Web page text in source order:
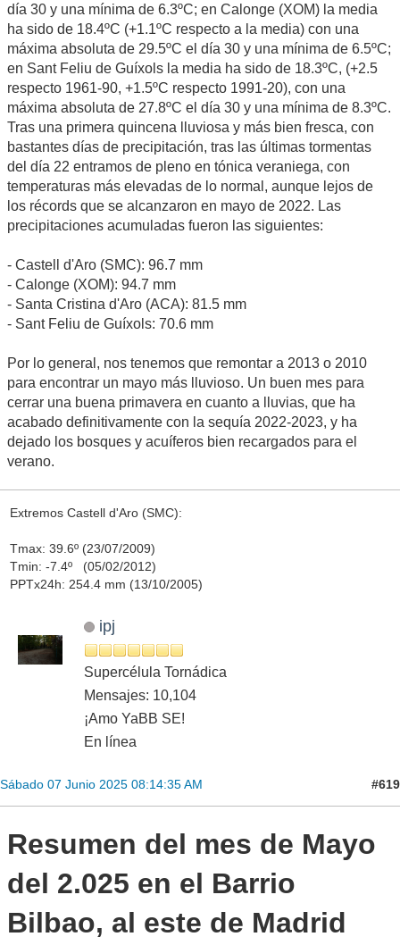
día 30 y una mínima de 6.3ºC; en Calonge (XOM) la media
ha sido de 18.4ºC (+1.1ºC respecto a la media) con una
máxima absoluta de 29.5ºC el día 30 y una mínima de 6.5ºC;
en Sant Feliu de Guíxols la media ha sido de 18.3ºC, (+2.5
respecto 1961-90, +1.5ºC respecto 1991-20), con una
máxima absoluta de 27.8ºC el día 30 y una mínima de 8.3ºC.
Tras una primera quincena lluviosa y más bien fresca, con
bastantes días de precipitación, tras las últimas tormentas
del día 22 entramos de pleno en tónica veraniega, con
temperaturas más elevadas de lo normal, aunque lejos de
los récords que se alcanzaron en mayo de 2022. Las
precipitaciones acumuladas fueron las siguientes:
- Castell d'Aro (SMC): 96.7 mm
- Calonge (XOM): 94.7 mm
- Santa Cristina d'Aro (ACA): 81.5 mm
- Sant Feliu de Guíxols: 70.6 mm
Por lo general, nos tenemos que remontar a 2013 o 2010
para encontrar un mayo más lluvioso. Un buen mes para
cerrar una buena primavera en cuanto a lluvias, que ha
acabado definitivamente con la sequía 2022-2023, y ha
dejado los bosques y acuíferos bien recargados para el
verano.
Extremos Castell d'Aro (SMC):
Tmax: 39.6º (23/07/2009)
Tmin: -7.4º (05/02/2012)
PPTx24h: 254.4 mm (13/10/2005)
ipj
Supercélula Tornádica
Mensajes: 10,104
¡Amo YaBB SE!
En línea
Sábado 07 Junio 2025 08:14:35 AM #619
Resumen del mes de Mayo
del 2.025 en el Barrio
Bilbao, al este de Madrid